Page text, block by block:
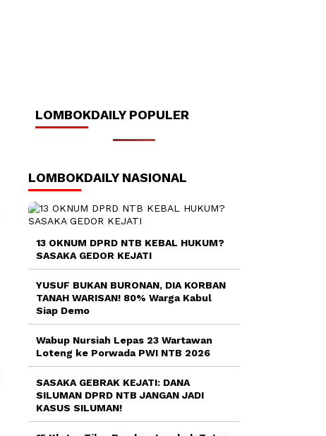
LOMBOKDAILY POPULER
LOMBOKDAILY NASIONAL
13 OKNUM DPRD NTB KEBAL HUKUM?
SASAKA GEDOR KEJATI
YUSUF BUKAN BURONAN, DIA KORBAN
TANAH WARISAN! 80% Warga Kabul
Siap Demo
Wabup Nursiah Lepas 23 Wartawan
Loteng ke Porwada PWI NTB 2026
SASAKA GEBRAK KEJATI: DANA
SILUMAN DPRD NTB JANGAN JADI
KASUS SILUMAN!